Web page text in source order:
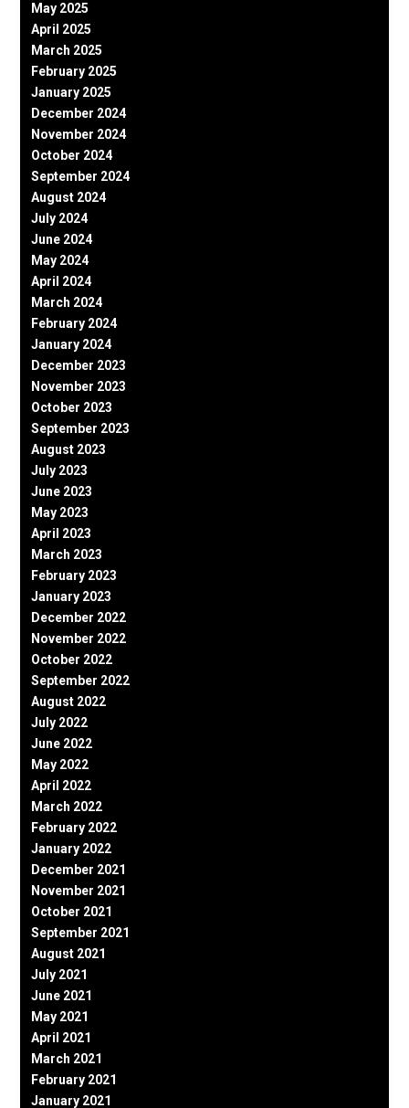
May 2025
April 2025
March 2025
February 2025
January 2025
December 2024
November 2024
October 2024
September 2024
August 2024
July 2024
June 2024
May 2024
April 2024
March 2024
February 2024
January 2024
December 2023
November 2023
October 2023
September 2023
August 2023
July 2023
June 2023
May 2023
April 2023
March 2023
February 2023
January 2023
December 2022
November 2022
October 2022
September 2022
August 2022
July 2022
June 2022
May 2022
April 2022
March 2022
February 2022
January 2022
December 2021
November 2021
October 2021
September 2021
August 2021
July 2021
June 2021
May 2021
April 2021
March 2021
February 2021
January 2021